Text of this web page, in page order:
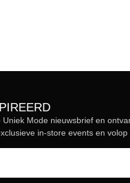
Mode nieuwsbrief en
in-store events en volop